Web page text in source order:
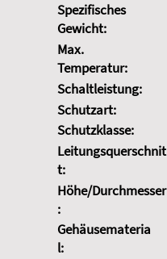
Spezifisches
Gewicht:
Max.
Temperatur:
Schaltleistung:
Schutzart:
Schutzklasse:
Leitungsquerschnit
t:
Höhe/Durchmesser
:
Gehäusemateria
l: